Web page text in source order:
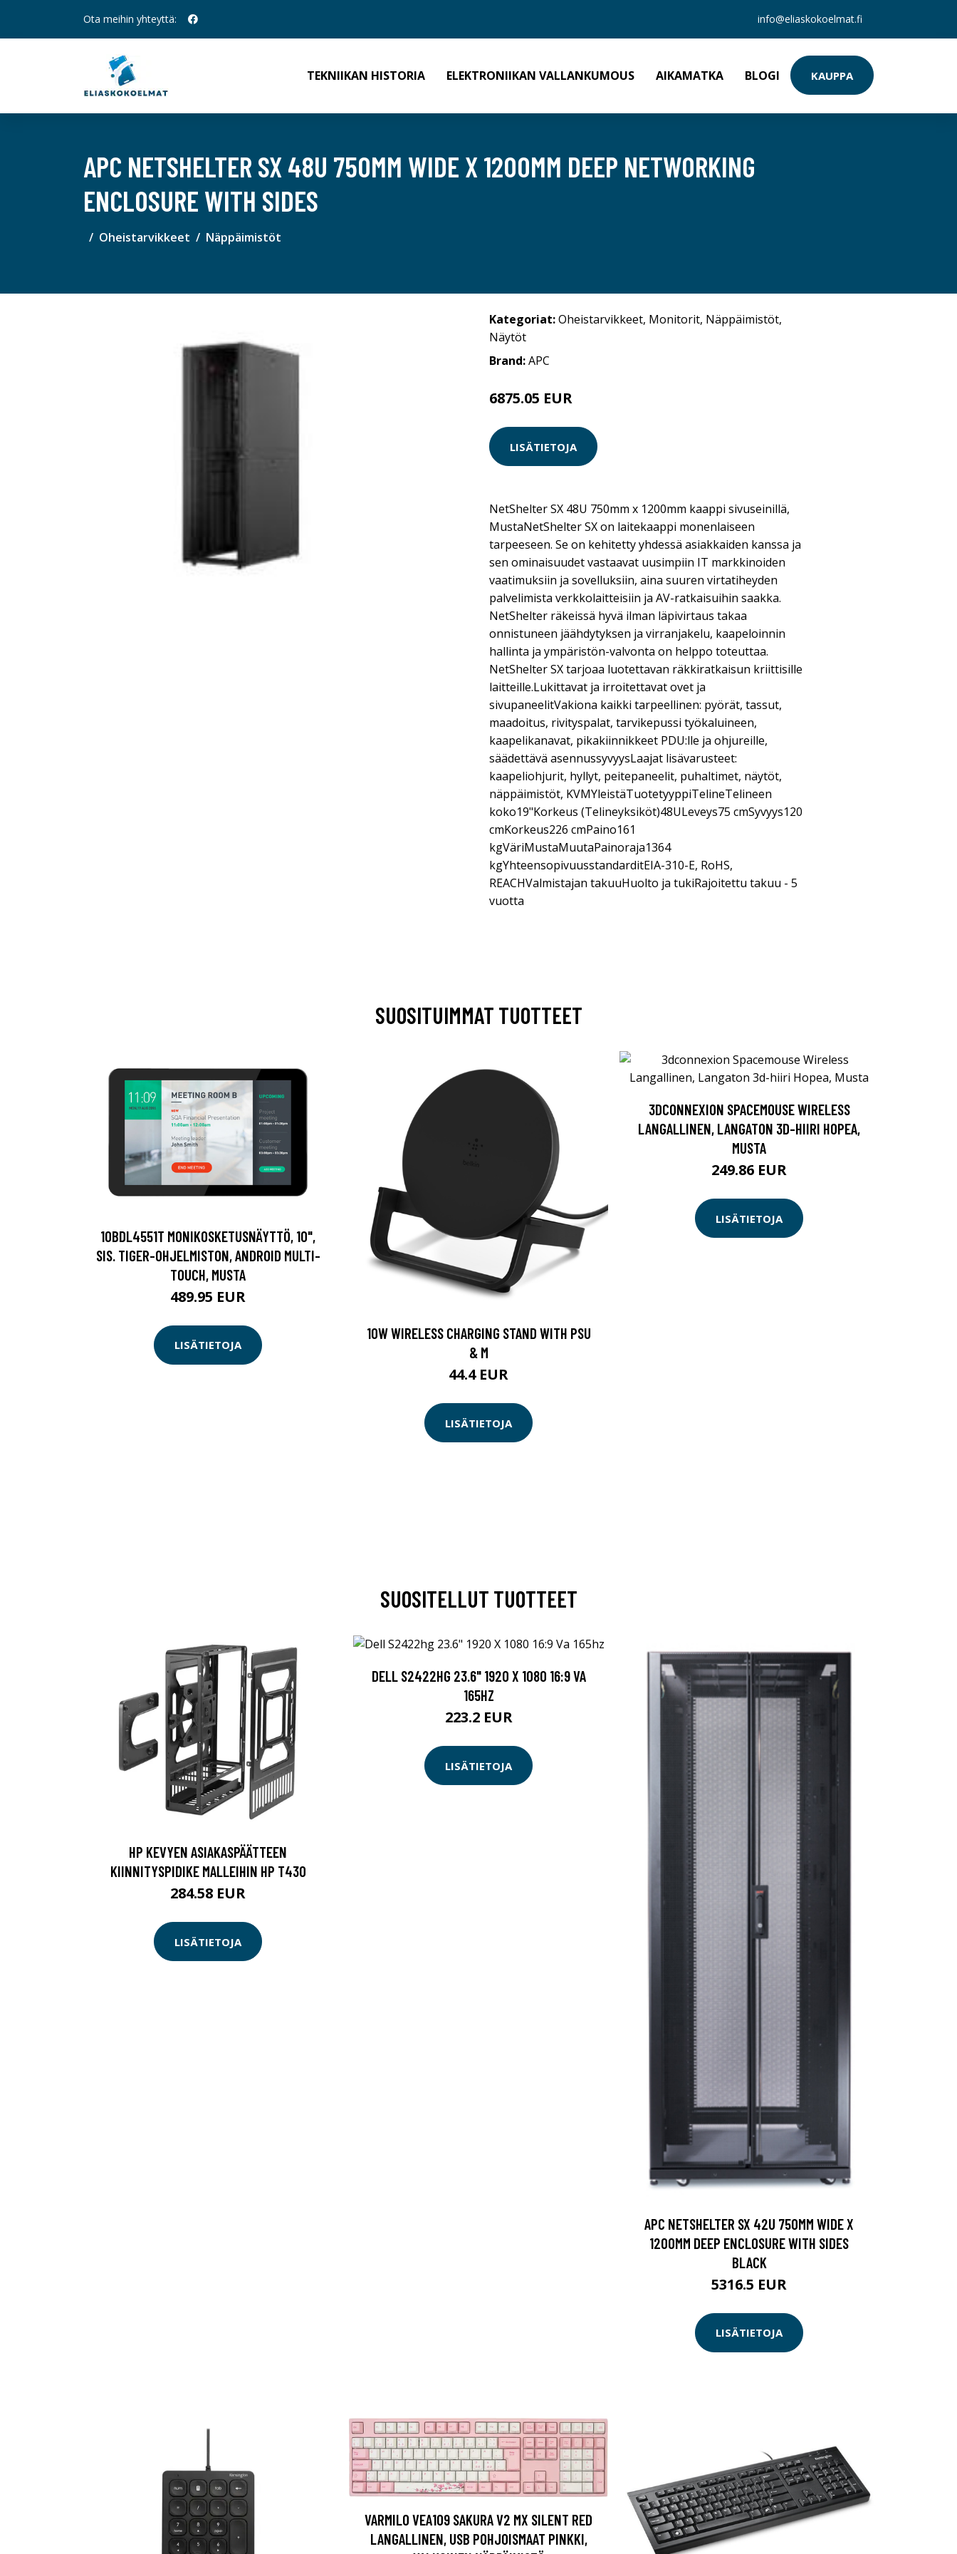
Ota meihin yhteyttä: info@eliaskokoelmat.fi
TEKNIIKAN HISTORIA ELEKTRONIIKAN VALLANKUMOUS AIKAMATKA BLOGI KAUPPA
APC NETSHELTER SX 48U 750MM WIDE X 1200MM DEEP NETWORKING
ENCLOSURE WITH SIDES
Oheistarvikkeet Näppäimistöt
Kategoriat:Oheistarvikkeet, Monitorit, Näppäimistöt,
Näytöt
Brand:APC
6875.05 EUR
LISÄTIETOJA
NetShelter SX 48U 750mm x 1200mm kaappi sivuseinillä,
MustaNetShelter SX on laitekaappi monenlaiseen
tarpeeseen. Se on kehitetty yhdessä asiakkaiden kanssa ja
sen ominaisuudet vastaavat uusimpiin IT markkinoiden
vaatimuksiin ja sovelluksiin, aina suuren virtatiheyden
palvelimista verkkolaitteisiin ja AV-ratkaisuihin saakka.
NetShelter räkeissä hyvä ilman läpivirtaus takaa
onnistuneen jäähdytyksen ja virranjakelu, kaapeloinnin
hallinta ja ympäristön-valvonta on helppo toteuttaa.
NetShelter SX tarjoaa luotettavan räkkiratkaisun kriittisille
laitteille.Lukittavat ja irroitettavat ovet ja
sivupaneelitVakiona kaikki tarpeellinen: pyörät, tassut,
maadoitus, rivityspalat, tarvikepussi työkaluineen,
kaapelikanavat, pikakiinnikkeet PDU:lle ja ohjureille,
säädettävä asennussyvyysLaajat lisävarusteet:
kaapeliohjurit, hyllyt, peitepaneelit, puhaltimet, näytöt,
näppäimistöt, KVMYleistäTuotetyyppiTelineTelineen
koko19"Korkeus (Telineyksiköt)48ULeveys75 cmSyvyys120
cmKorkeus226 cmPaino161
kgVäriMustaMuutaPainoraja1364
kgYhteensopivuusstandarditEIA-310-E, RoHS,
REACHValmistajan takuuHuolto ja tukiRajoitettu takuu - 5
vuotta
SUOSITUIMMAT TUOTTEET
10BDL4551T MONIKOSKETUSNÄYTTÖ, 10",
SIS. TIGER-OHJELMISTON, ANDROID MULTI-
TOUCH, MUSTA
489.95 EUR
LISÄTIETOJA
10W WIRELESS CHARGING STAND WITH PSU
& M
44.4 EUR
LISÄTIETOJA
3DCONNEXION SPACEMOUSE WIRELESS
LANGALLINEN, LANGATON 3D-HIIRI HOPEA,
MUSTA
249.86 EUR
LISÄTIETOJA
SUOSITELLUT TUOTTEET
HP KEVYEN ASIAKASPÄÄTTEEN
KIINNITYSPIDIKE MALLEIHIN HP T430
284.58 EUR
LISÄTIETOJA
DELL S2422HG 23.6" 1920 X 1080 16:9 VA
165HZ
223.2 EUR
LISÄTIETOJA
APC NETSHELTER SX 42U 750MM WIDE X
1200MM DEEP ENCLOSURE WITH SIDES
BLACK
5316.5 EUR
LISÄTIETOJA
VARMILO VEA109 SAKURA V2 MX SILENT RED
LANGALLINEN, USB POHJOISMAAT PINKKI,